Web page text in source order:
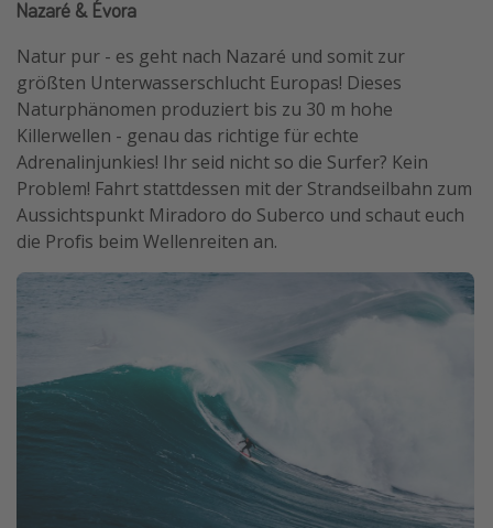
Nazaré & Évora
Natur pur - es geht nach Nazaré und somit zur
größten Unterwasserschlucht Europas! Dieses
Naturphänomen produziert bis zu 30 m hohe
Killerwellen - genau das richtige für echte
Adrenalinjunkies! Ihr seid nicht so die Surfer? Kein
Problem! Fahrt stattdessen mit der Strandseilbahn zum
Aussichtspunkt Miradoro do Suberco und schaut euch
die Profis beim Wellenreiten an.